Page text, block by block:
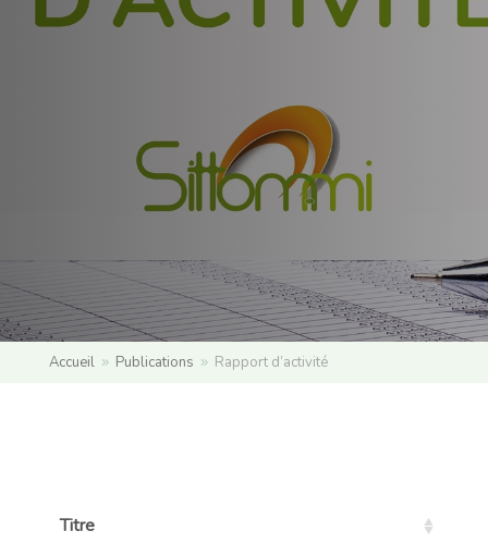
Accueil 9 Publications 9 Rapport d’activité
Titre